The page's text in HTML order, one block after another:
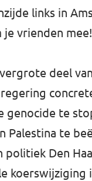
links in
je vrienden mee!
deel
genocide te
Palestina te
Den
koerswijziging